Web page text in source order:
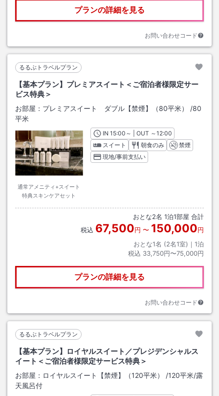
プランの詳細を見る
お問い合わせコード
るるぶトラベルプラン
【基本プラン】プレミアスイート＜ご宿泊者様限定サー
ビス特典＞
お部屋： プレミアスイート ダブル【禁煙】（80平米） /80
平米
通常アメニティ+スイート
特典スキンケアセット
INチェックイン
15:00 ～ | OUT チェックアウト
～12:00
スイート
朝食のみ
禁煙
現地/事前支払い
おとな2名 1泊1部屋 合計
税込 67,500円 〜 150,000円
おとな1名 (2名1室)｜ 1泊
税込 33,750円〜75,000円
プランの詳細を見る
お問い合わせコード
るるぶトラベルプラン
【基本プラン】ロイヤルスイート／プレジデンシャルス
イート＜ご宿泊者様限定サービス特典＞
お部屋： ロイヤルスイート【禁煙】（120平米） /120平米/露
天風呂付